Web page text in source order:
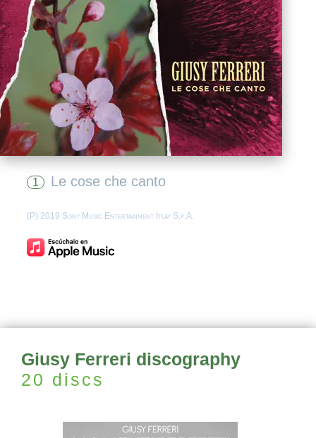
1 Le cose che canto
(P) 2019 Sony Music Entertainment Itlay S.p.A.
Giusy Ferreri discography
20 discs